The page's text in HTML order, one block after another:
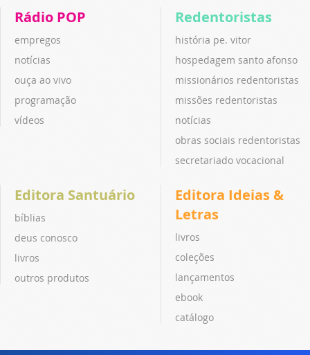
Rádio POP
empregos
notícias
ouça ao vivo
programação
vídeos
Redentoristas
história pe. vitor
hospedagem santo afonso
missionários redentoristas
missões redentoristas
notícias
obras sociais redentoristas
secretariado vocacional
Editora Santuário
bíblias
deus conosco
livros
outros produtos
Editora Ideias &
Letras
livros
coleções
lançamentos
ebook
catálogo